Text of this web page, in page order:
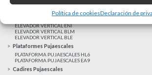
Política de cookiesDeclaración de
Elevadors Verticals
ELEVADOR VERTICAL ENI
ELEVADOR VERTICAL BLM
ELEVADOR VERTICAL BLE
Plataformes Pujaescales
PLATAFORMA PUJAESCALES HL6
PLATAFORMA PUJAESCALES EA9
Cadires Pujaescales